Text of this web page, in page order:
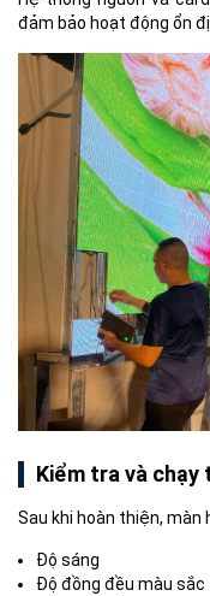
đảm bảo hoạt động ổn
Kiểm tra và chạy
Sau khi hoàn thiện, màn
Độ sáng
Độ đồng đều màu sắc